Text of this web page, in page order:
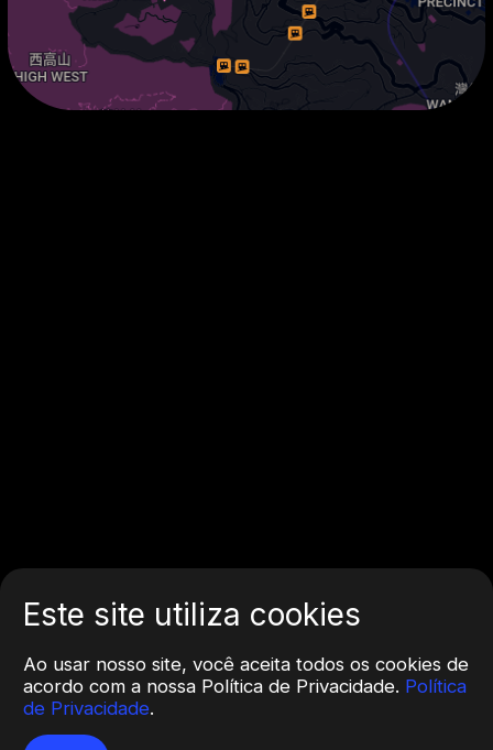
Este site utiliza cookies
Ao usar nosso site, você aceita todos os cookies de
acordo com a nossa Política de Privacidade. Política
de Privacidade.